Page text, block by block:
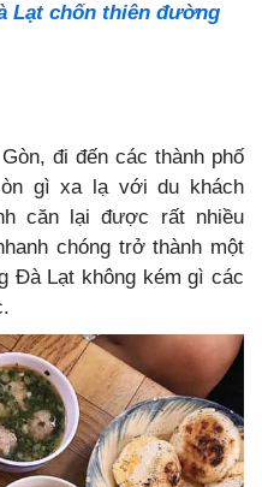
Lạt chốn thiên đường
đi đến các thành phố
gì xa lạ với du khách
căn lại được rất nhiều
chóng trở thành một
Đà Lạt không kém gì các